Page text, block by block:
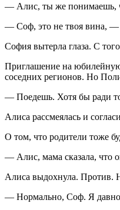
— Алис, ты же понимаешь,
— Соф, это не твоя вина, —
София вытерла глаза. С
Приглашение на юбилейную
соседних регионов. Но
— Поедешь. Хотя бы ради
Алиса рассмеялась и
О том, что родители тоже
— Алис, мама сказала, что
Алиса выдохнула. Против.
— Нормально, Соф. Я